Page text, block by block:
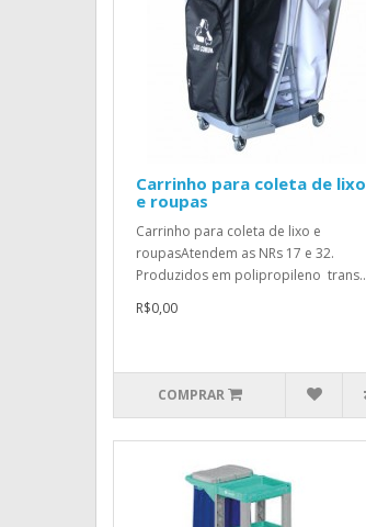
Carrinho para coleta de lixo
e roupas
Carrinho para coleta de lixo e
roupasAtendem as NRs 17 e 32.
Produzidos em polipropileno trans..
R$0,00
COMPRAR